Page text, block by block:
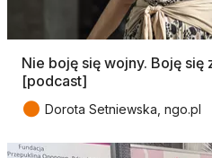
Nie boję się wojny. Boję
[podcast]
● Dorota Setniewska, ngo.pl